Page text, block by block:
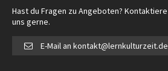
Hast du Fragen zu Angeboten? Kontaktiere
uns gerne.
E-Mail an kontakt@lernkulturzeit.de